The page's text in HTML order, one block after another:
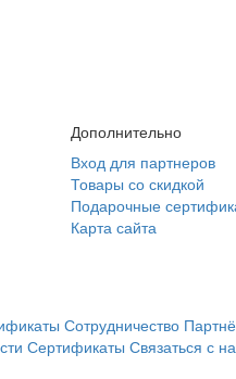
Дополнительно
Вход для партнеров
Товары со скидкой
Подарочные
Карта сайта
Сотрудничество
Сертификаты Связаться с